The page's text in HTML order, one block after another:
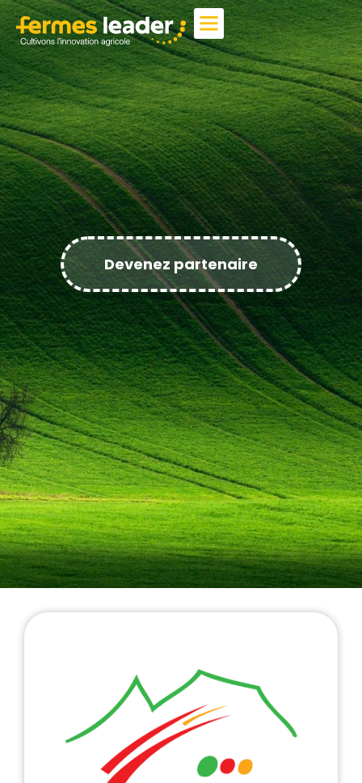
Devenez partenaire